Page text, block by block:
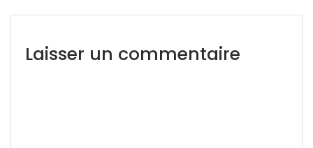
Laisser un commentaire